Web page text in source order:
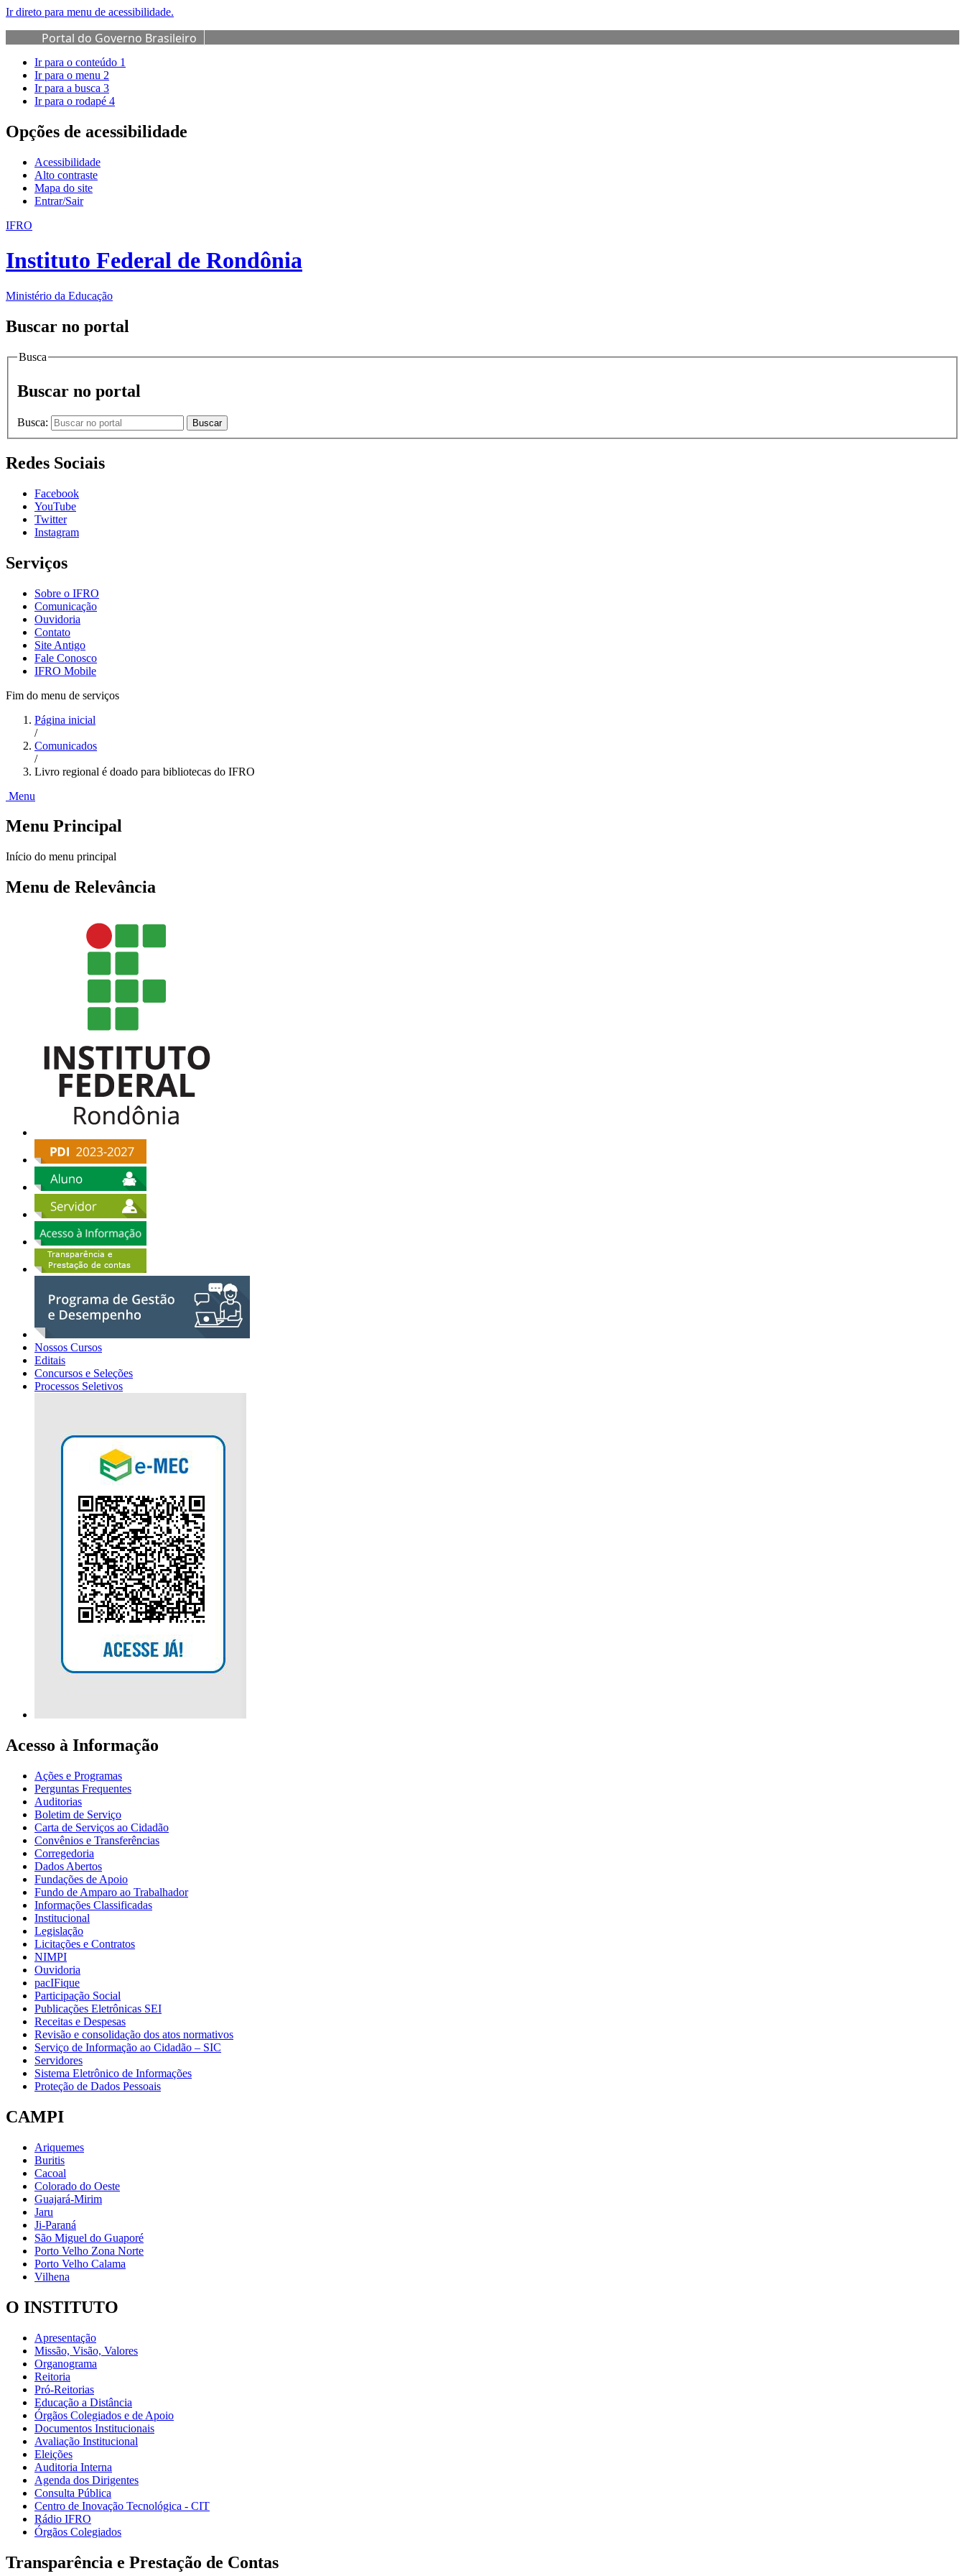
Ir direto para menu de acessibilidade.
Portal do Governo Brasileiro
Ir para o conteúdo 1
Ir para o menu 2
Ir para a busca 3
Ir para o rodapé 4
Opções de acessibilidade
Acessibilidade
Alto contraste
Mapa do site
Entrar/Sair
IFRO
Instituto Federal de Rondônia
Ministério da Educação
Buscar no portal
Busca
Buscar no portal
Busca: Buscar
Redes Sociais
Facebook
YouTube
Twitter
Instagram
Serviços
Sobre o IFRO
Comunicação
Ouvidoria
Contato
Site Antigo
Fale Conosco
IFRO Mobile
Fim do menu de serviços
Página inicial
/
Comunicados
/
Livro regional é doado para bibliotecas do IFRO
Menu
Menu Principal
Início do menu principal
Menu de Relevância
Nossos Cursos
Editais
Concursos e Seleções
Processos Seletivos
Acesso à Informação
Ações e Programas
Perguntas Frequentes
Auditorias
Boletim de Serviço
Carta de Serviços ao Cidadão
Convênios e Transferências
Corregedoria
Dados Abertos
Fundações de Apoio
Fundo de Amparo ao Trabalhador
Informações Classificadas
Institucional
Legislação
Licitações e Contratos
NIMPI
Ouvidoria
pacIFique
Participação Social
Publicações Eletrônicas SEI
Receitas e Despesas
Revisão e consolidação dos atos normativos
Serviço de Informação ao Cidadão – SIC
Servidores
Sistema Eletrônico de Informações
Proteção de Dados Pessoais
CAMPI
Ariquemes
Buritis
Cacoal
Colorado do Oeste
Guajará-Mirim
Jaru
Ji-Paraná
São Miguel do Guaporé
Porto Velho Zona Norte
Porto Velho Calama
Vilhena
O INSTITUTO
Apresentação
Missão, Visão, Valores
Organograma
Reitoria
Pró-Reitorias
Educação a Distância
Órgãos Colegiados e de Apoio
Documentos Institucionais
Avaliação Institucional
Eleições
Auditoria Interna
Agenda dos Dirigentes
Consulta Pública
Centro de Inovação Tecnológica - CIT
Rádio IFRO
Órgãos Colegiados
Transparência e Prestação de Contas